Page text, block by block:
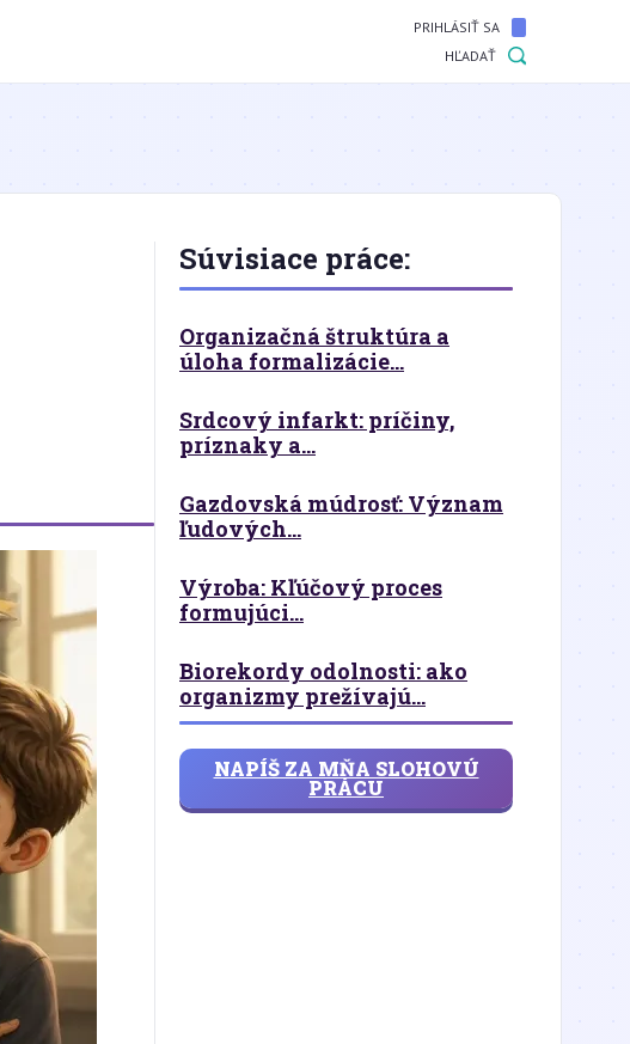
PRIHLÁSIŤ SA
HĽADAŤ
Súvisiace práce:
Organizačná štruktúra a
úloha formalizácie...
Srdcový infarkt: príčiny,
príznaky a...
Gazdovská múdrosť: Význam
ľudových...
Výroba: Kľúčový proces
formujúci...
Biorekordy odolnosti: ako
organizmy prežívajú...
NAPÍŠ ZA MŇA SLOHOVÚ
PRÁCU